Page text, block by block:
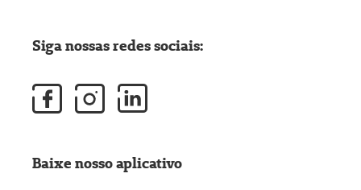
Siga nossas redes sociais:
Baixe nosso aplicativo